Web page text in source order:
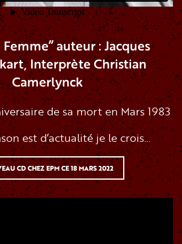
Femme” auteur : Jacques
Interprète Christian
Camerlynck
de sa mort en Mars 1983
est d’actualité je le crois…
CD CHEZ EPM CE 18 MARS 2022